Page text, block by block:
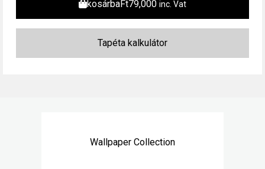
kosárbaFt79,000 inc. Vat
Wallpaper Collection